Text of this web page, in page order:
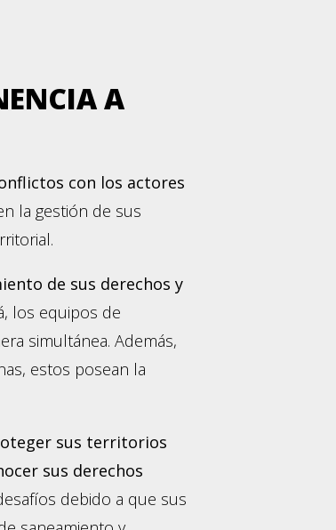
A
con los actores
la gestión de sus
de sus derechos y
los equipos de
simultánea. Además,
estos posean la
sus territorios
sus derechos
debido a que sus